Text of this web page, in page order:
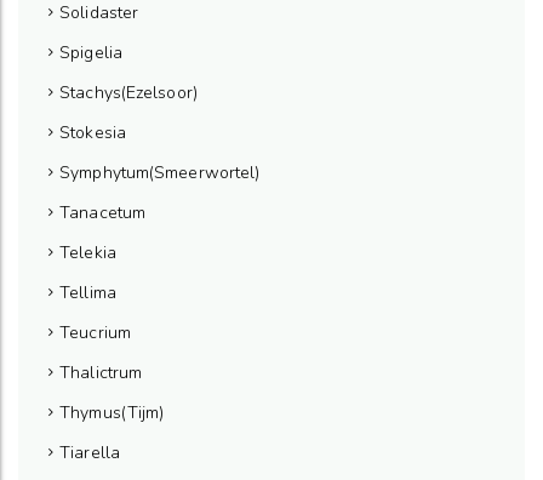
Solidaster
Spigelia
Stachys(Ezelsoor)
Stokesia
Symphytum(Smeerwortel)
Tanacetum
Telekia
Tellima
Teucrium
Thalictrum
Thymus(Tijm)
Tiarella